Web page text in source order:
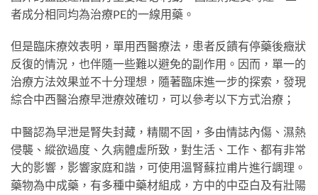
者成分相同均為治療PE的一線用藥。
但是臨床療效表明，單用西醫療法，患者反饋有停藥後癥狀
反復的情況，也伴隨一些難以避免的副作用。因而，單一的
治療方法效果並不十分理想，隨著臨床進一步的探索，發現
綜合中西醫治療早泄療效確切，可以參考以下方式治療；
中醫認為早泄是腎失封藏，精關不固，多由情誌內傷、濕熱
侵襲、縱欲過度、久病體虛所致，對生活、工作、都有非常
大的影響，影響家庭和諧，可使用溫腎蘇拉甫片進行調理。
藥物為中成藥，有多種中藥材組成，方中的中亞白及有壯陽